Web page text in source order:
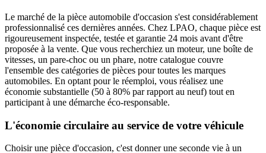
Le marché de la pièce automobile d'occasion s'est considérablement
professionnalisé ces dernières années. Chez LPAO, chaque pièce est
rigoureusement inspectée, testée et garantie 24 mois avant d'être
proposée à la vente. Que vous recherchiez un moteur, une boîte de
vitesses, un pare-choc ou un phare, notre catalogue couvre
l'ensemble des catégories de pièces pour toutes les marques
automobiles. En optant pour le réemploi, vous réalisez une
économie substantielle (50 à 80% par rapport au neuf) tout en
participant à une démarche éco-responsable.
L'économie circulaire au service de votre véhicule
Choisir une pièce d'occasion, c'est donner une seconde vie à un